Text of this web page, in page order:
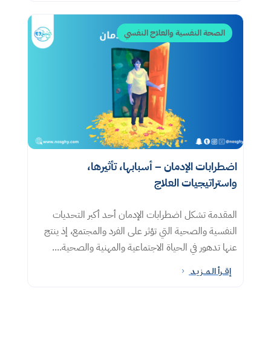
الصحة النفسية والعلاج النفسي
اضطرابات الإدمان – أسبابها، تأثيرها،
واستراتيجيات العلاج
المقدمة تشكل اضطرابات الإدمان أحد أكبر التحديات
النفسية والصحية التي تؤثر على الفرد والمجتمع، إذ ينتج
عنها تدهور في الحياة الاجتماعية والمهنية والصحية....
إقــرأ الـمــزيـد 5